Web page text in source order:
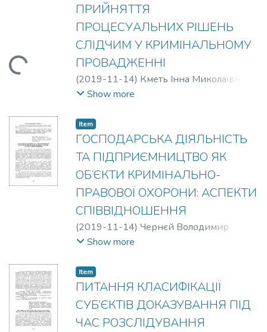
ПРИЙНЯТТЯ
ПРОЦЕСУАЛЬНИХ РІШЕНЬ
СЛІДЧИМ У КРИМІНАЛЬНОМУ
ПРОВАДЖЕННІ
(2019-11-14) Кметь Інна Миколаївна
Климчук М.П.
Show more
Item
ГОСПОДАРСЬКА ДІЯЛЬНІСТЬ
ТА ПІДПРИЄМНИЦТВО ЯК
ОБ’ЄКТИ КРИМІНАЛЬНО-
ПРАВОВОЇ ОХОРОНИ: АСПЕКТИ
СПІВВІДНОШЕННЯ
(2019-11-14) Чернєй Володимир
Васильович
Show more
Item
ПИТАННЯ КЛАСИФІКАЦІЇ
СУБ’ЄКТІВ ДОКАЗУВАННЯ ПІД
ЧАС РОЗСЛІДУВАННЯ